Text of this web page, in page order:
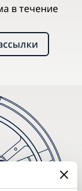
в течение